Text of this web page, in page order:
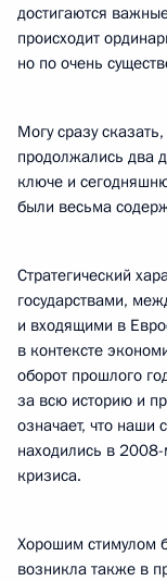
достигаются
происходит
но по очень
Могу сразу
продолжались два
ключе и
были весьма
Стратегический
государствами,
и входящими в
в контексте
оборот прошлого
за всю историю и
означает, что наши
находились в
кризиса.
Хорошим стимулом
возникла также в